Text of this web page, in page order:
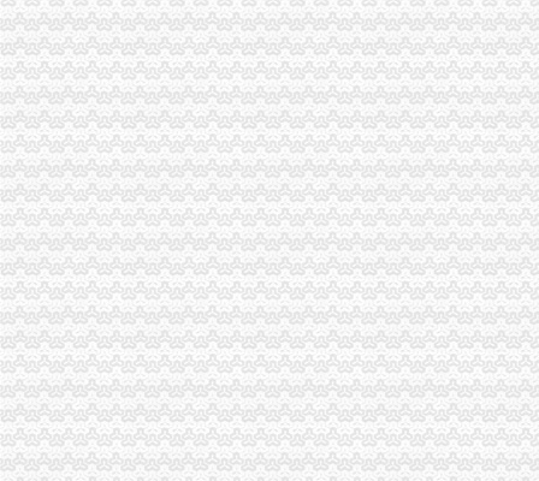
会计代账,您公司的工商税务管家-西安58同城
【南京代账公司】-代理记帐-南京赶集网
代账会计虚开发票上千万每月工资仅几百|增值税|会计|发票_新浪新闻
重庆大中税务师事务所--重庆代账公司,重庆税务咨询,重庆会计代
合肥会计代帐|合肥代报税|合肥代账报税|合肥代账公司电话0551-
泰州代账,泰州代账会计,泰州代账公司,泰州会计代账,泰州优正会
沈代账会计_代办营业执照注册_沈代账公司_沈瑞亚会计服务有